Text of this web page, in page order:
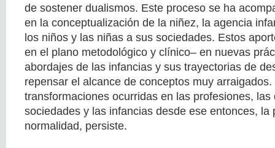
de sostener dualismos. Este proceso se ha
en la conceptualización de la niñez, la agencia
los niños y las niñas a sus sociedades. Estos
en el plano metodológico y clínico– en nuevas
abordajes de las infancias y sus trayectorias de
repensar el alcance de conceptos muy
transformaciones ocurridas en las profesiones, las
sociedades y las infancias desde ese entonces, la
normalidad, persiste.